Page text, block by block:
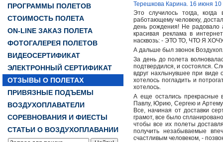
ПРОГРАММЫ ПОЛЕТОВ
СТОИМОСТЬ ПОЛЕТА
ON-LINE ЗАКАЗ ПОЛЕТА
ФОТОГАЛЕРЕЯ ПОЛЕТОВ
ВИДЕОСЕРТИФИКАТ
ЭЛЕКТРОННЫЙ СЕРТИФИКАТ
ОТЗЫВЫ О ПОЛЕТАХ
ПРИВЯЗНЫЕ ПОДЪЕМЫ
ВОЗДУХОПЛАВАТЕЛИ
СОРЕВНОВАНИЯ И ФИЕСТЫ
СТАТЬИ О ВОЗДУХОПЛАВАНИИ
Терешкова Карина. 16 июня 10
Это случилось тогда,
работающему человеку,
день рождения! Не радовало
красивая реклама в
насквозь: - ЭТО ТО, ЧТО Я
А дальше был звонок
За день до полета
подтвердился, и состоялся.
вдруг нахлынувшее при
хотелось погладить и
хотелось.
А еще остались прекрасные
Павлу, Юрию, Сергею и
Все, начиная от доставки
грамот, все было
чтобы все их полеты
получить незабываемые
счастливым человеком, -